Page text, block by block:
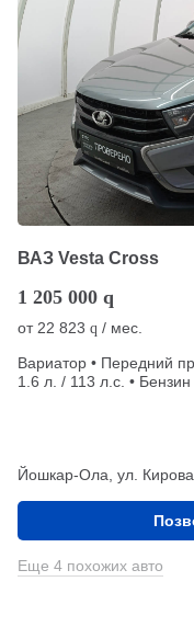
ВАЗ Vesta Cross
1 205 000 q
от 22 823 q / мес.
Вариатор • Передний
1.6 л. / 113 л.с. • Бензин
Йошкар-Ола, ул.
Еще 4 похожих авто